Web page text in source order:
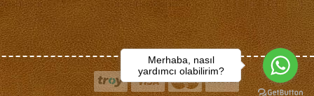
Merhaba, nasıl
yardımcı olabilirim?